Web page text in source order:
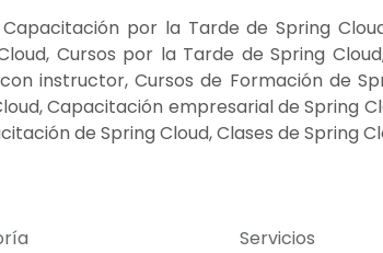
por la Tarde de Spring
Cursos por la Tarde de Spring
instructor, Cursos de Formación de
Capacitación empresarial de Spring
de Spring Cloud, Clases de Spring
Servicios